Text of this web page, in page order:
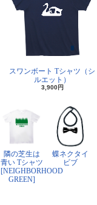
スワンボート Tシャツ（シ
ルエット）
3,900円
隣の芝生は
青い Tシャツ
[NEIGHBORHOOD
GREEN]
蝶ネクタイ
ビブ